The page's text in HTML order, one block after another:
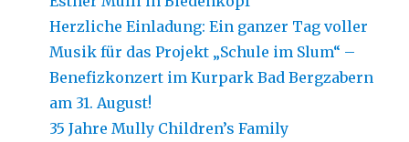
Herzliche Einladung: Ein ganzer Tag voller
Musik für das Projekt „Schule im Slum“ –
Benefizkonzert im Kurpark Bad Bergzabern
am 31. August!
35 Jahre Mully Children’s Family